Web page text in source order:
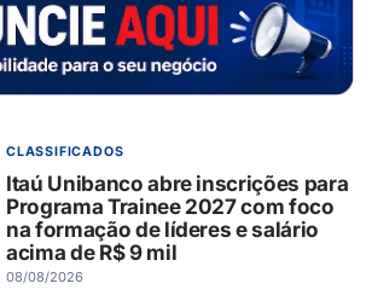
CLASSIFICADOS
Itaú Unibanco abre inscrições para
Programa Trainee 2027 com foco
na formação de líderes e salário
acima de R$ 9 mil
08/08/2026